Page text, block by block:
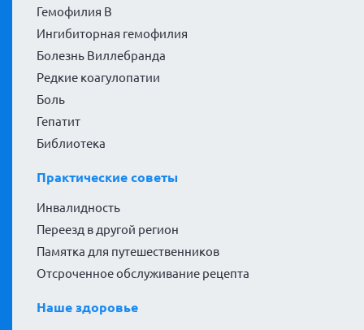
Гемофилия В
Ингибиторная гемофилия
Болезнь Виллебранда
Редкие коагулопатии
Боль
Гепатит
Библиотека
Практические советы
Инвалидность
Переезд в другой регион
Памятка для путешественников
Отсроченное обслуживание рецепта
Наше здоровье